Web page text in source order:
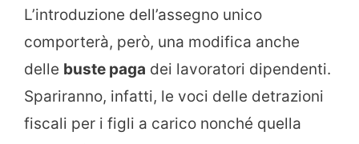
L’introduzione dell’assegno unico
comporterà, però, una modifica anche
delle buste paga dei lavoratori dipendenti.
Spariranno, infatti, le voci delle detrazioni
fiscali per i figli a carico nonché quella